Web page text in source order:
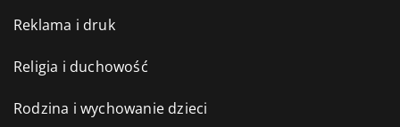
Reklama i druk
Religia i duchowość
Rodzina i wychowanie dzieci